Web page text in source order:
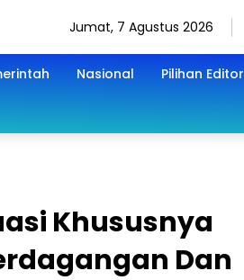
Jumat, 7 Agustus 2026
Nasional Pilihan Editor
Khususnya
Dan